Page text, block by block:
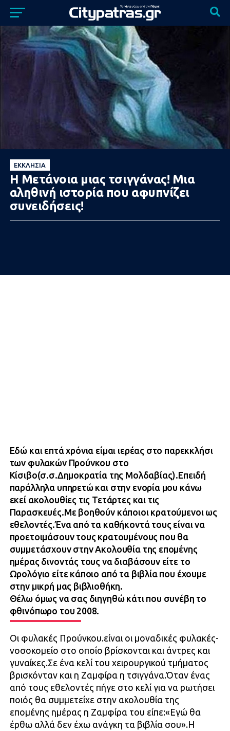
ΕΚΚΛΗΣΊΑ
Η Μετάνοια μιας τσιγγάνας! Μια
αληθινή ιστορία που αφυπνίζει
συνειδήσεις!
Εδώ και επτά χρόνια είμαι ιερέας στο παρεκκλήσι
των φυλακών Προύνκου στο
Κίσιβο(σ.σ.Δημοκρατία της Μολδαβίας).Επειδή
παράλληλα υπηρετώ και στην ενορία μου κάνω
εκεί ακολουθίες τις Τετάρτες και τις
Παρασκευές.Με βοηθούν κάποιοι κρατούμενοι ως
εθελοντές.Ένα από τα καθήκοντά τους είναι να
προετοιμάσουν τους κρατουμένους που θα
συμμετάσχουν στην Ακολουθία της επομένης
ημέρας δινοντάς τους να διαβάσουν είτε το
Ωρολόγιο είτε κάποιο από τα βιβλία που έχουμε
στην μικρή μας βιβλιοθήκη.
Θέλω όμως να σας διηγηθώ κάτι που συνέβη το
φθινόπωρο του 2008.
Οι φυλακές Προύνκου.είναι οι μοναδικές φυλακές-
νοσοκομείο στο οποίο βρίσκονται και άντρες και
γυναίκες.Σε ένα κελί του χειρουργικού τμήματος
βρισκόνταν και η Ζαμφίρα η τσιγγάνα.Όταν ένας
από τους εθελοντές πήγε στο κελί για να ρωτήσει
ποιός θα συμμετείχε στην ακολουθία της
επομένης ημέρας η Ζαμφίρα του είπε:«Εγώ θα
έρθω αλλά δεν έχω ανάγκη τα βιβλία σου».Η